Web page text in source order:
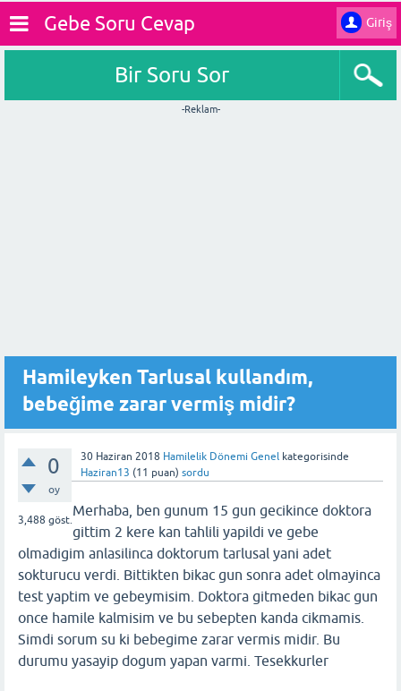
Giriş
Gebe Soru Cevap
Bir Soru Sor
-Reklam-
Hamileyken Tarlusal kullandım,
bebeğime zarar vermiş midir?
0
oy
3,488 göst.
30 Haziran 2018 Hamilelik Dönemi Genel kategorisinde
Haziran13 (11 puan) sordu
Merhaba, ben gunum 15 gun gecikince doktora
gittim 2 kere kan tahlili yapildi ve gebe
olmadigim anlasilinca doktorum tarlusal yani adet
sokturucu verdi. Bittikten bikac gun sonra adet olmayinca
test yaptim ve gebeymisim. Doktora gitmeden bikac gun
once hamile kalmisim ve bu sebepten kanda cikmamis.
Simdi sorum su ki bebegime zarar vermis midir. Bu
durumu yasayip dogum yapan varmi. Tesekkurler